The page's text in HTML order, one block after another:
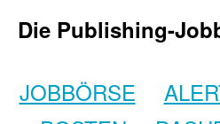
Die Publishing-
JOBBÖRSE